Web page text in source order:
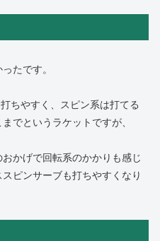
たです。
ちやすく、スピン系は打てる
でというラケットですが、
かげで回転系のかかりも感じ
ピンサーブも打ちやすくなり